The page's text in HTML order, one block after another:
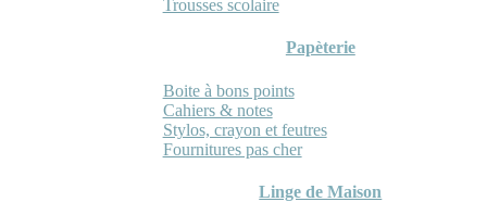
Trousses scolaire
Papèterie
Boite à bons points
Cahiers & notes
Stylos, crayon et feutres
Fournitures pas cher
Linge de Maison